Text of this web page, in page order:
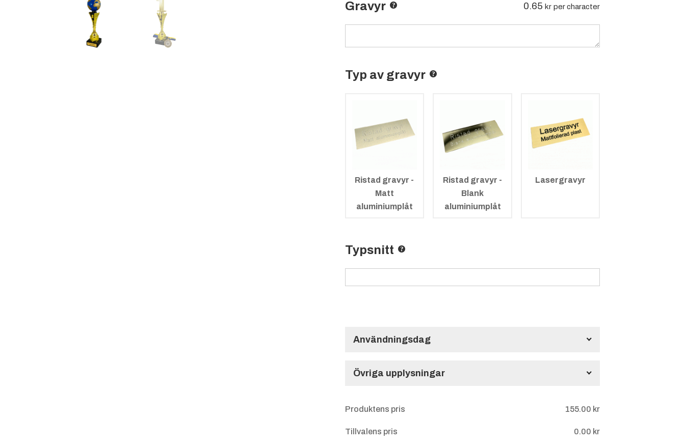
Gravyr 0.65kr per character
Typ av gravyr
Ristad gravyr -
Matt
aluminiumplåt
Ristad gravyr -
Blank
aluminiumplåt
Lasergravyr
Typsnitt
Användningsdag
Övriga upplysningar
Produktens pris 155.00 kr
Tillvalens pris 0.00 kr